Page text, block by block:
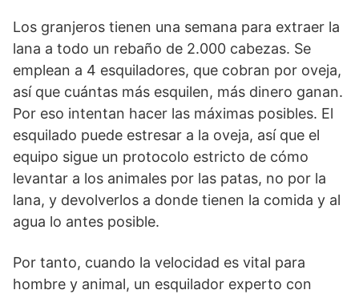
Los granjeros tienen una semana para extraer la
lana a todo un rebaño de 2.000 cabezas. Se
emplean a 4 esquiladores, que cobran por oveja,
así que cuántas más esquilen, más dinero ganan.
Por eso intentan hacer las máximas posibles. El
esquilado puede estresar a la oveja, así que el
equipo sigue un protocolo estricto de cómo
levantar a los animales por las patas, no por la
lana, y devolverlos a donde tienen la comida y al
agua lo antes posible.
Por tanto, cuando la velocidad es vital para
hombre y animal, un esquilador experto con